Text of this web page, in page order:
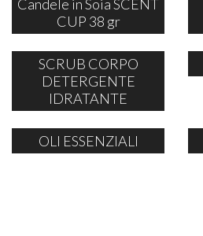
Candele in Soia SCENT
CUP 38 gr
SCRUB CORPO
DETERGENTE
IDRATANTE
OLI ESSENZIALI